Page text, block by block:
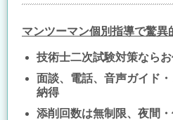
マンツーマン個別指導で驚異
技術士二次試験対策ならお
面談、電話、音声ガイド
納得
添削回数は無制限、夜間